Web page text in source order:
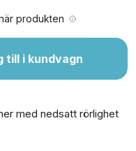
produkten
till i kundvagn
med nedsatt rörlighet